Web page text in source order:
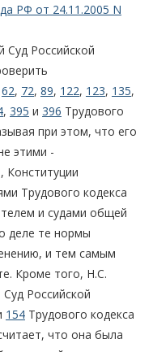
РФ от 24.11.2005 N
Суд Российской
62, 72, 89, 122, 123, 135,
, 395 и 396 Трудового
при этом, что его
этими -
Трудового кодекса
и судами общей
деле те нормы
и тем самым
Кроме того, Н.С.
Российской
154 Трудового кодекса
что она была